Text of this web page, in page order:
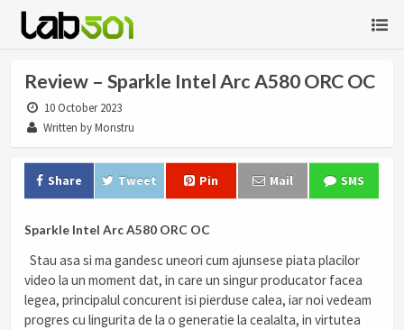
Review – Sparkle Intel Arc A580 ORC OC
10 October 2023
Written by Monstru
Share Tweet Pin Mail SMS
Sparkle Intel Arc A580 ORC OC
Stau asa si ma gandesc uneori cum ajunsese piata placilor
video la un moment dat, in care un singur producator facea
legea, principalul concurent isi pierduse calea, iar noi vedeam
progres cu lingurita de la o generatie la cealalta, in virtutea